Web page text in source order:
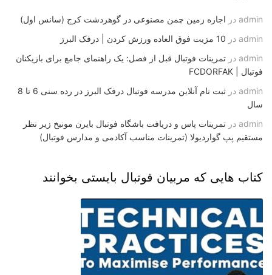
admin در اجاره زمین چمن مصنوعی در گوهردشت کرج (سانس اول)
admin در 10 مزیت فوق العاده ورزش کردن | درفک البرز
admin در تمرینات فوتبال قبل از فصل: یک راهنمای جامع برای بازیکنان
فوتبال | FCDORFAK
admin در
ثبت نام آنلاین مدرسه فوتبال درفک البرز در رده سنی 6 تا 8
سال
admin در تمرینات پاس و دریافت باشگاه فوتبال بایرن مونیخ زیر نظر
مستقیم پپ گواردیولا (تمرینات مناسب آکادمی و مدارس فوتبال)
کتاب هایی که مربیان فوتبال بایستی بخوانند